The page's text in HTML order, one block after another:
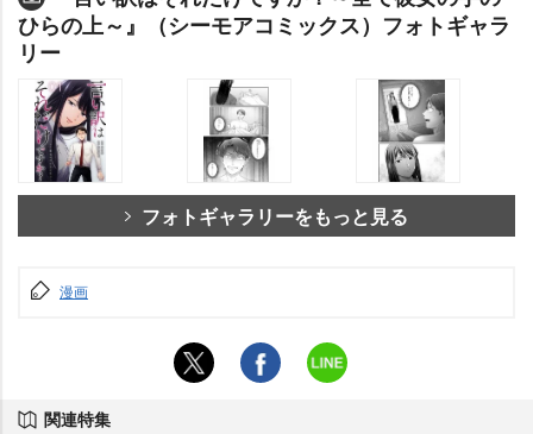
ひらの上～』（シーモアコミックス）フォトギャラ
リー
フォトギャラリーをもっと見る
漫画
関連特集